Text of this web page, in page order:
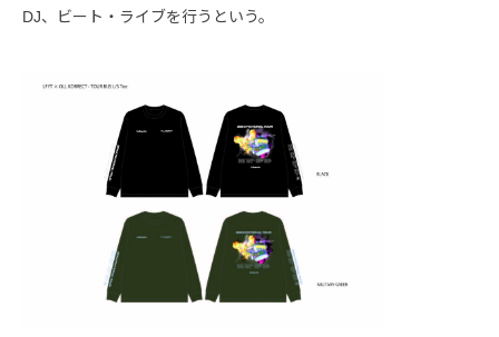
DJ、ビート・ライブを行うという。